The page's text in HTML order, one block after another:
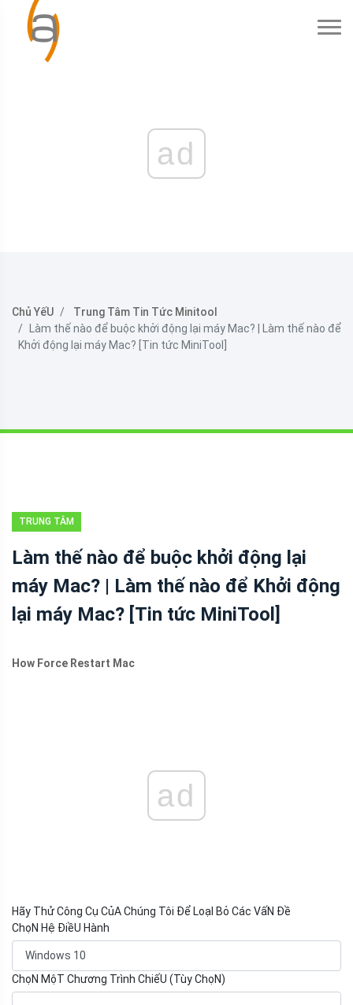
ad
Chủ YếU
Trung Tâm Tin Tức Minitool
Làm thế nào để buộc khởi động lại máy Mac? | Làm thế nào để
Khởi động lại máy Mac? [Tin tức MiniTool]
TRUNG TÂM
MINITOOL
Làm thế nào để buộc khởi động lại
máy Mac? | Làm thế nào để Khởi động
lại máy Mac? [Tin tức MiniTool]
How Force Restart Mac
ad
Hãy Thử Công Cụ CủA Chúng Tôi Để LoạI Bỏ Các VấN Đề
ChọN Hệ ĐiềU Hành
ChọN MộT Chương Trình ChiếU (Tùy ChọN)